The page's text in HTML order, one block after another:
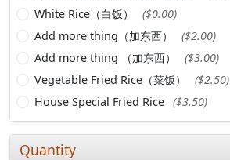
White Rice（白饭）
($0.00)
Add more thing（加东西）
($2.00)
Add more thing （加东西）
($3.00)
Vegetable Fried Rice（菜饭）
($2.50)
House Special Fried Rice ($3.50)
Quantity